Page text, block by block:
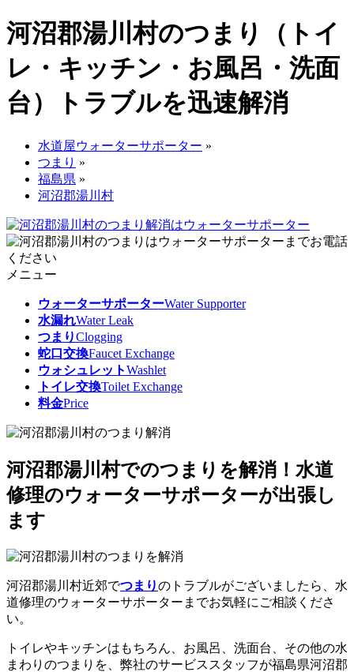
河沼郡湯川村のつまり（トイ
レ・キッチン・お風呂・洗面
台）トラブルを迅速解消
水道屋ウォーターサポーター »
つまり »
福島県 »
河沼郡湯川村
メニュー
ウォーターサポーターWater Supporter
水漏れWater Leak
つまりClogging
蛇口交換Faucet Exchange
ウォシュレットWashlet
トイレ交換Toilet Exchange
料金Price
河沼郡湯川村でのつまりを解消！水道
修理のウォーターサポーターが出張し
ます
河沼郡湯川村近郊でつまりのトラブルがございましたら、水
道修理のウォーターサポーターまでお気軽にご相談くださ
い。
トイレやキッチンはもちろん、お風呂、洗面台、その他の水
まわりのつまりを、弊社のサービススタッフが福島県河沼郡